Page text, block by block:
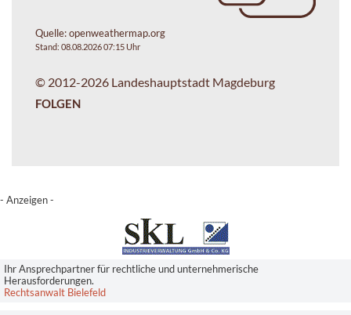
Quelle:openweathermap.org
Stand: 08.08.2026 07:15 Uhr
© 2012-2026 Landeshauptstadt Magdeburg
FOLGEN
- Anzeigen -
Ihr Ansprechpartner für rechtliche und unternehmerische
Herausforderungen.
Rechtsanwalt Bielefeld